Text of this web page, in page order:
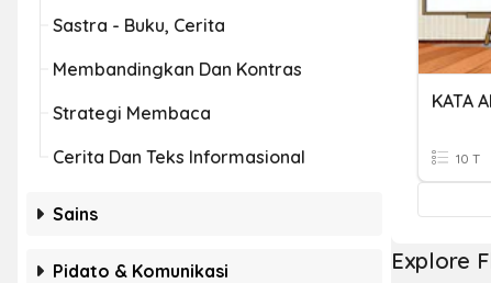
Sastra - Buku, Cerita
Membandingkan Dan Kontras
Strategi Membaca
Cerita Dan Teks Informasional
Sains
Pidato & Komunikasi
10 T
Explore